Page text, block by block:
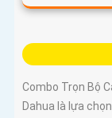
Combo Trọn Bộ
Dahua là lựa